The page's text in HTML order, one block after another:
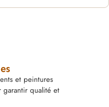
et peintures
garantir qualité et